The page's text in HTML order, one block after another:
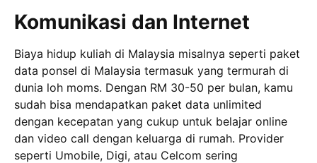
Komunikasi dan Internet
Biaya hidup kuliah di Malaysia misalnya seperti paket
data ponsel di Malaysia termasuk yang termurah di
dunia loh moms. Dengan RM 30-50 per bulan, kamu
sudah bisa mendapatkan paket data unlimited
dengan kecepatan yang cukup untuk belajar online
dan video call dengan keluarga di rumah. Provider
seperti Umobile, Digi, atau Celcom sering